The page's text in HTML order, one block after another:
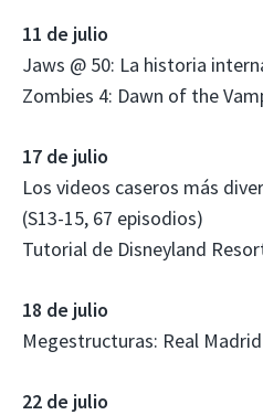
11 de julio
Jaws @ 50: La historia
Zombies 4: Dawn of the
17 de julio
Los videos caseros más
(S13-15, 67 episodios)
Tutorial de Disneyland
18 de julio
Megestructuras: Real
22 de julio